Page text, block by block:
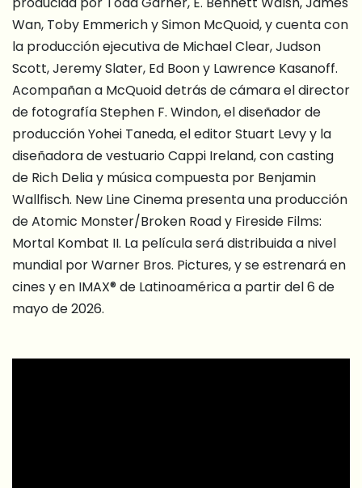
Wan, Toby Emmerich y Simon McQuoid, y cuenta con
la producción ejecutiva de Michael Clear, Judson
Scott, Jeremy Slater, Ed Boon y Lawrence Kasanoff.
Acompañan a McQuoid detrás de cámara el director
de fotografía Stephen F. Windon, el diseñador de
producción Yohei Taneda, el editor Stuart Levy y la
diseñadora de vestuario Cappi Ireland, con casting
de Rich Delia y música compuesta por Benjamin
Wallfisch. New Line Cinema presenta una producción
de Atomic Monster/Broken Road y Fireside Films:
Mortal Kombat II. La película será distribuida a nivel
mundial por Warner Bros. Pictures, y se estrenará en
cines y en IMAX® de Latinoamérica a partir del 6 de
mayo de 2026.